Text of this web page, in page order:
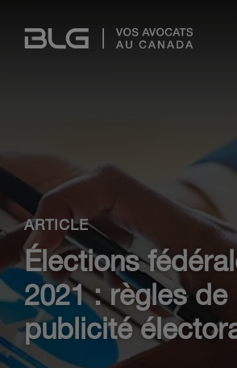
Links
ARTICLE
Élections
2021 : règles de
publicité